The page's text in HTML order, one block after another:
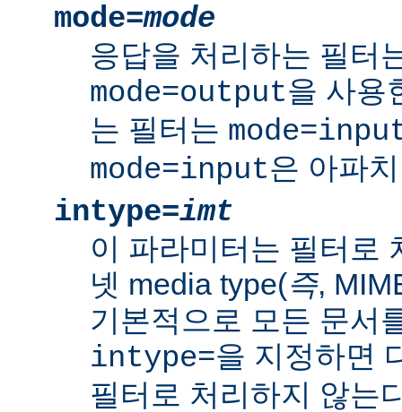
mode=mode
응답을 처리하는 필터
mode=output을 사용
는 필터는
mode=input은 아파
intype=imt
이 파라미터는 필터로
넷 media type(즉,
기본적으로 모든 문서
intype=을 지정하면
필터로 처리하지 않는